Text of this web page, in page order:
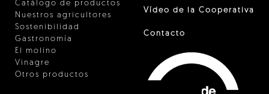
Catálogo de productos
Nuestros agricultores
Sostenibilidad
Gastronomía
El molino
Vinagre
Otros productos
Vídeo de la Cooperativa
Contacto